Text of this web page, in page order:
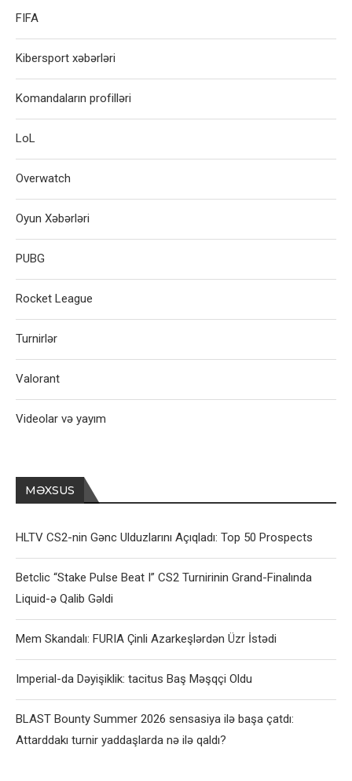
FIFA
Kibersport xəbərləri
Komandaların profilləri
LoL
Overwatch
Oyun Xəbərləri
PUBG
Rocket League
Turnirlər
Valorant
Videolar və yayım
MƏXSUS
HLTV CS2-nin Gənc Ulduzlarını Açıqladı: Top 50 Prospects
Betclic “Stake Pulse Beat I” CS2 Turnirinin Grand-Finalında
Liquid-ə Qalib Gəldi
Mem Skandalı: FURIA Çinli Azarkeşlərdən Üzr İstədi
Imperial-da Dəyişiklik: tacitus Baş Məşqçi Oldu
BLAST Bounty Summer 2026 sensasiya ilə başa çatdı:
Attarddakı turnir yaddaşlarda nə ilə qaldı?